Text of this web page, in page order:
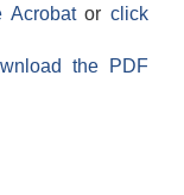
Acrobatorclick
the PDF